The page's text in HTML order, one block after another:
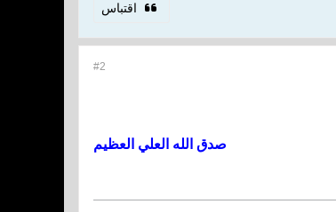
اقتباس
#2
صدق الله العلي العظيم